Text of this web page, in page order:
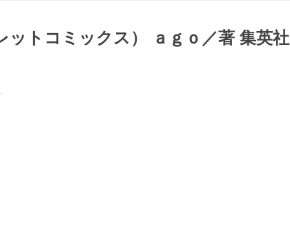
トコミックス） ａｇｏ／著 集英社